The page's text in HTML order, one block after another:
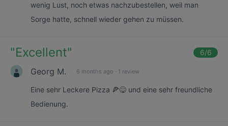
wenig Lust, noch etwas nachzubestellen, weil man
Sorge hatte, schnell wieder gehen zu müssen.
"Excellent" 6/6
Georg M. 6 months ago · 1 review
Eine sehr Leckere Pizza 🍕😋 und eine sehr freundliche
Bedienung.